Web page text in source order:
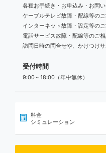
各種お手続き・お申込み・お問
ケーブルテレビ故障・配線等の
インターネット故障・設定等の
電話サービス故障・配線等のご
訪問日時の問合せや、かけつけ
受付時間
9:00～18:00（年中無休）
料金
シミュレーション